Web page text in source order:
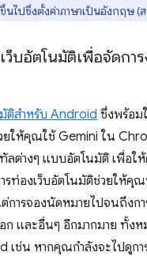
นไปซึ่งตั้งค่าภาษาเป็นอังกฤษ (
ว็บอัตโนมัติเพื่อจัดกา
ติสำหรับ Android ซึ่งพร้อม
ให้คุณใช้ Gemini ใน
ลต่างๆ แบบอัตโนมัติ เพื่อใ
รท่องเว็บอัตโนมัติช่วยให้คุณ
การจองนัดหมายไปจนถึงก
ก และอื่นๆ อีกมากมาย ทั้งห
เช่น หากคุณกำลังจะไปดูก